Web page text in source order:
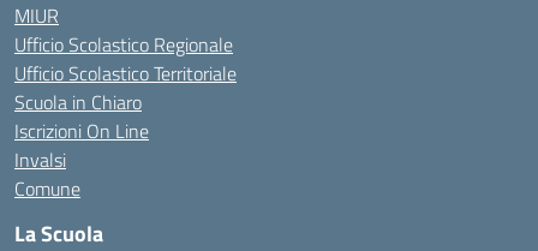
MIUR
Ufficio Scolastico Regionale
Ufficio Scolastico Territoriale
Scuola in Chiaro
Iscrizioni On Line
Invalsi
Comune
La Scuola